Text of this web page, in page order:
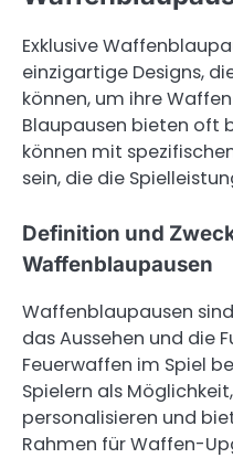
Exklusive
einzigartige Designs,
können, um ihre
Blaupausen bieten oft
können mit
sein, die die
Definition und
Waffenblaupausen
Waffenblaupausen
das Aussehen und die
Feuerwaffen im Spiel
Spielern als
personalisieren und
Rahmen für Waffen-